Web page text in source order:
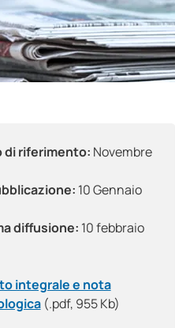
di riferimento: Novembre
10 Gennaio
diffusione: 10 febbraio
integrale e nota
(.pdf, 955 Kb)